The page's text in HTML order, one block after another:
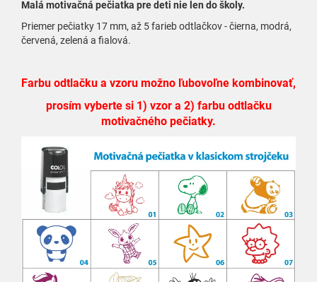
Malá motivačná pečiatka pre deti nie len do školy.
Priemer pečiatky 17 mm, až 5 farieb odtlačkov - čierna, modrá,
červená, zelená a fialová.
Farbu odtlačku a vzoru možno ľubovoľne kombinovať,
prosím vyberte si 1) vzor a 2) farbu odtlačku
motivačného pečiatky.